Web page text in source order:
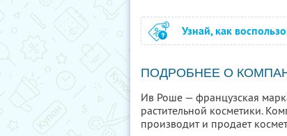
Узнай, как
ПОДРОБНЕЕ О
Ив Роше — французская
растительной косметики.
производит и продает